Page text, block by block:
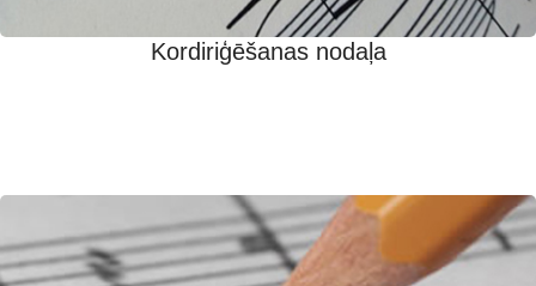
Kordiriģēšanas nodaļa